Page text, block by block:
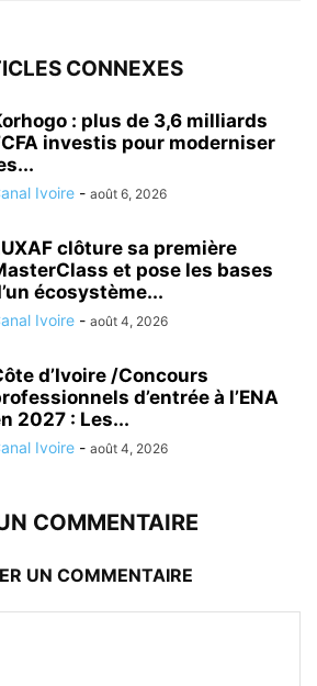
CONNEXES
: plus de 3,6 milliards
investis pour moderniser
Ivoire - août 6, 2026
clôture sa première
et pose les bases
écosystème...
Ivoire - août 4, 2026
d’Ivoire /Concours
d’entrée à l’ENA
2027 : Les...
Ivoire - août 4, 2026
COMMENTAIRE
UN COMMENTAIRE